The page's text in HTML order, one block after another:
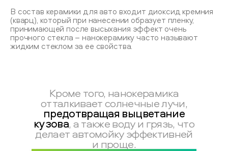
В состав керамики для авто входит диоксид кремния
(кварц), который при нанесении образует пленку,
принимающей после высыхания эффект очень
прочного стекла – нанокерамику часто называют
жидким стеклом за ее свойства.
Кроме того, нанокерамика
отталкивает солнечные лучи,
предотвращая выцветание
кузова, а также воду и грязь, что
делает автомойку эффективней
и проще.